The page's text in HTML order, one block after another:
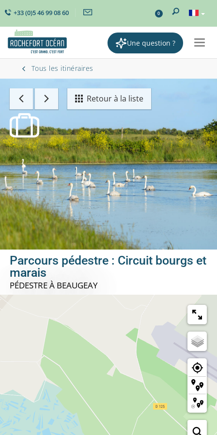
+33 (0)5 46 99 08 60 0
Une question ?
Tous les itinéraires
Retour à la liste
Parcours pédestre : Circuit bourgs et
marais
PÉDESTREÀ BEAUGEAY